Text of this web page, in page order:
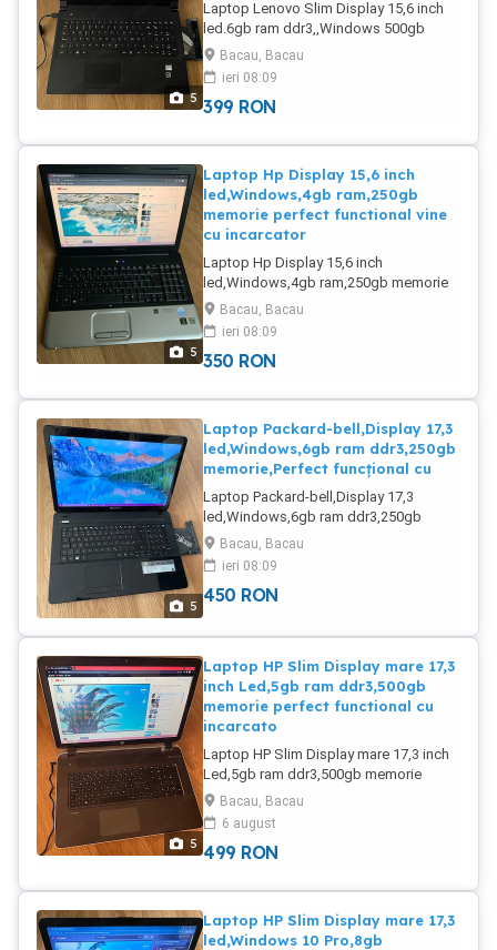
5
Laptop Lenovo Slim Display 15,6 inch
led.6gb ram ddr3,,Windows 500gb
memorie functional cu incarcator.Estetic
arată nou,trimit prin curier.
Bacau, Bacau
ieri 08:09
399 RON
5
Laptop Hp Display 15,6 inch
led,Windows,4gb ram,250gb
memorie perfect functional vine
cu incarcator
Laptop Hp Display 15,6 inch
led,Windows,4gb ram,250gb memorie
perfect functional vine cu
incarcator.Trimit prin curier.
Bacau, Bacau
ieri 08:09
350 RON
5
Laptop Packard-bell,Display 17,3
led,Windows,6gb ram ddr3,250gb
memorie,Perfect funcțional cu
Laptop Packard-bell,Display 17,3
led,Windows,6gb ram ddr3,250gb
memorie,Perfect funcțional cu
incarcator.Trimit prin curier.
Bacau, Bacau
ieri 08:09
450 RON
5
Laptop HP Slim Display mare 17,3
inch Led,5gb ram ddr3,500gb
memorie perfect functional cu
incarcato
Laptop HP Slim Display mare 17,3 inch
Led,5gb ram ddr3,500gb memorie
perfect functional cu incarcator.Trimit și
in țara cu curierul.
Bacau, Bacau
6 august
499 RON
Laptop HP Slim Display mare 17,3
led,Windows 10 Pro,8gb